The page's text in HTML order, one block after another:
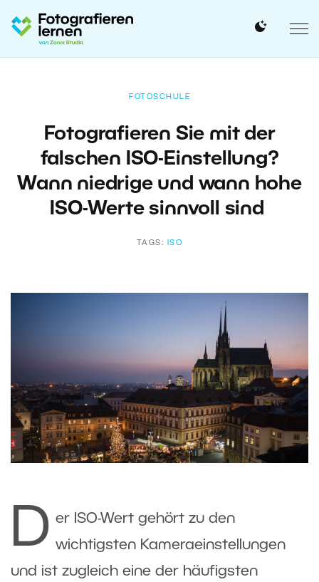
FOTOSCHULE
Fotografieren Sie mit der
falschen ISO-Einstellung?
Wann niedrige und wann hohe
ISO-Werte sinnvoll sind
TAGS: ISO
D er ISO-Wert gehört zu den
wichtigsten Kameraeinstellungen
und ist zugleich eine der häufigsten